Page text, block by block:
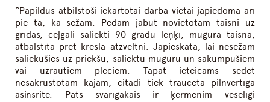
“Papildus atbilstoši iekārtotai darba vietai jāpiedomā arī
pie tā, kā sēžam. Pēdām jābūt novietotām taisni uz
grīdas, ceļgali saliekti 90 grādu leņķī, mugura taisna,
atbalstīta pret krēsla atzveltni. Jāpieskata, lai nesēžam
saliekušies uz priekšu, saliektu muguru un sakumpušiem
vai uzrautiem pleciem. Tāpat ieteicams sēdēt
nesakrustotām kājām, citādi tiek traucēta pilnvērtīga
asinsrite. Pats svarīgākais ir ķermenim veselīgi